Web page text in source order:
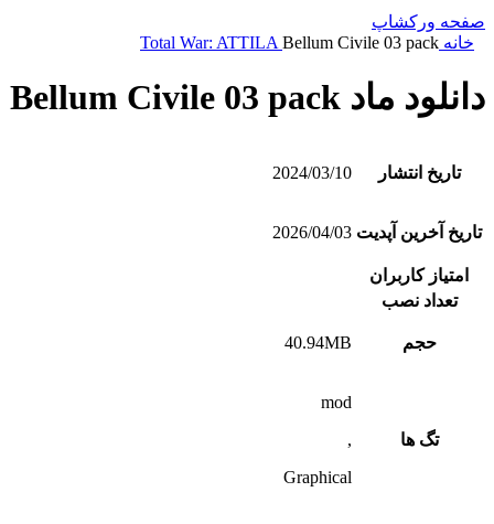
صفحه ورکشاپ
خانه
Total War: ATTILA Bellum Civile 03 pack
دانلود ماد Bellum Civile 03 pack
تاریخ انتشار 2024/03/10
تاریخ آخرین آپدیت 2026/04/03
امتیاز کاربران
تعداد نصب
حجم 40.94MB
تگ ها
mod
,
Graphical